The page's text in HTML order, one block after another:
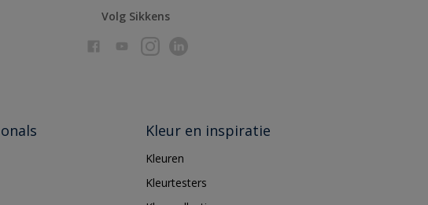
Volg Sikkens
Kleur en inspiratie
Kleuren
Kleurtesters